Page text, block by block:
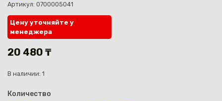
Артикул: 0700005041
Цену уточняйте у
менеджера
20 480 ₸
В наличии: 1
Количество